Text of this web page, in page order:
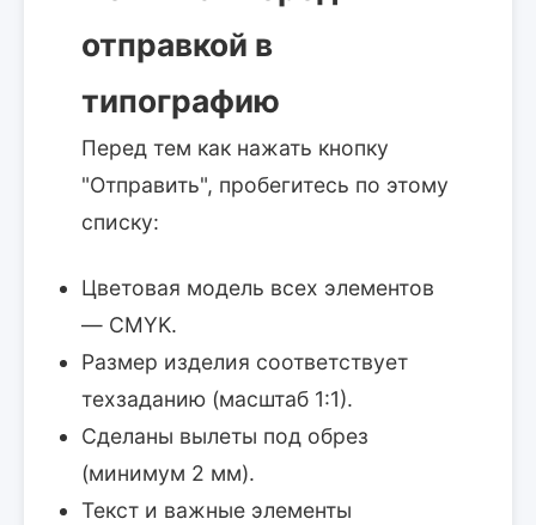
отправкой в
типографию
Перед тем как нажать кнопку
"Отправить", пробегитесь по этому
списку:
Цветовая модель всех элементов
— CMYK.
Размер изделия соответствует
техзаданию (масштаб 1:1).
Сделаны вылеты под обрез
(минимум 2 мм).
Текст и важные элементы